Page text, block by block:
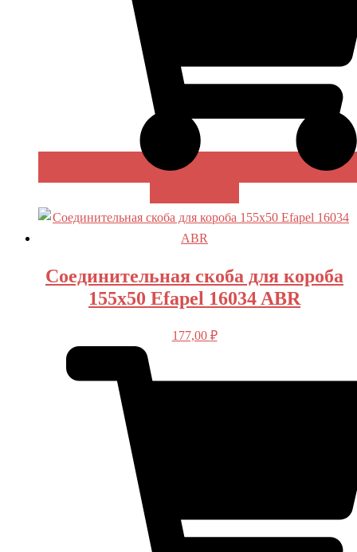
Соединительная скоба для короба
155х50 Efapel 16034 ABR
177,00 ₽